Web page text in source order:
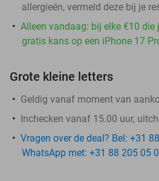
allergieën, vermeld deze bij je
Alleen vandaag: bij elke €10 die
gratis kans op een iPhone 17
Grote kleine letters
Geldig vanaf moment van
Inchecken vanaf 15.00 uur,
Vragen over de deal? Bel: +31
WhatsApp met: +31 88 205 05